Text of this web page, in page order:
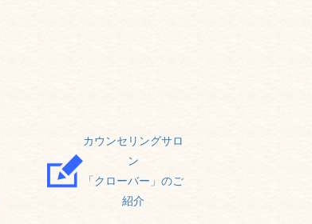
カウンセリングサロ
ン
「クローバー」のご
紹介